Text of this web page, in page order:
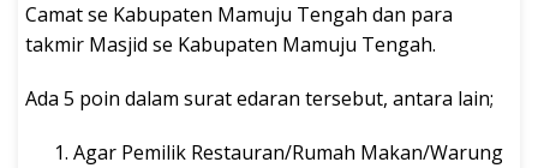
Camat se Kabupaten Mamuju Tengah dan para
takmir Masjid se Kabupaten Mamuju Tengah.
Ada 5 poin dalam surat edaran tersebut, antara lain;
Agar Pemilik Restauran/Rumah Makan/Warung